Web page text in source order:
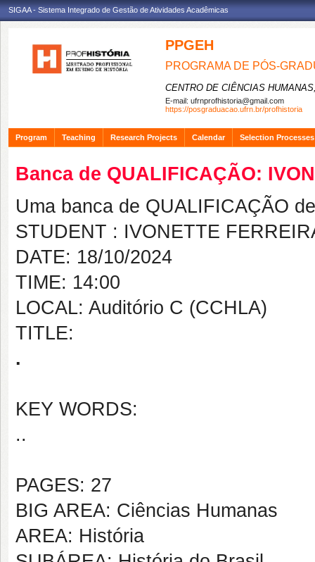
SIGAA - Sistema Integrado de Gestão de Atividades Acadêmicas
PPGEH
PROGRAMA DE PÓS-
CENTRO DE CIÊNCIAS
E-mail: ufrnprofhistoria@gmail.com
https://posgraduacao.ufrn.br/profhistoria
Program Teaching Research Projects Calendar Selection Processes
Banca de QUALIFICAÇÃO:
Uma banca de QUALIFICAÇÃO
STUDENT : IVONETTE
DATE: 18/10/2024
TIME: 14:00
LOCAL: Auditório C (CCHLA)
TITLE:
.
KEY WORDS:
..
PAGES: 27
BIG AREA: Ciências Humanas
AREA: História